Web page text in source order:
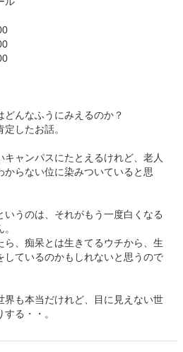
どんなふうにみえるのか？
したお話。
キャンパスにたとえるけれど、老人
からない位に染みついていると思
いうのは、それがもう一度白くなる
ら、痴呆とは生きてるウチから、生
しているのかもしれないと思うので
界も本当だけれど、目に見えない世
る・・。